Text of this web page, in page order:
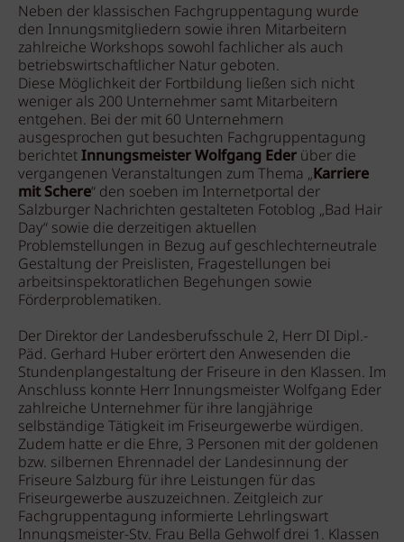
Neben der klassischen Fachgruppentagung wurde
den Innungsmitgliedern sowie ihren Mitarbeitern
zahlreiche Workshops sowohl fachlicher als auch
betriebswirtschaftlicher Natur geboten.
Diese Möglichkeit der Fortbildung ließen sich nicht
weniger als 200 Unternehmer samt Mitarbeitern
entgehen. Bei der mit 60 Unternehmern
ausgesprochen gut besuchten Fachgruppentagung
berichtetInnungsmeister Wolfgang Eder über die
vergangenen Veranstaltungen zum Thema „Karriere
mit Schere“ den soeben im Internetportal der
Salzburger Nachrichten gestalteten Fotoblog „Bad Hair
Day“ sowie die derzeitigen aktuellen
Problemstellungen in Bezug auf geschlechterneutrale
Gestaltung der Preislisten, Fragestellungen bei
arbeitsinspektoratlichen Begehungen sowie
Förderproblematiken.
Der Direktor der Landesberufsschule 2, Herr DI Dipl.-
Päd. Gerhard Huber erörtert den Anwesenden die
Stundenplangestaltung der Friseure in den Klassen. Im
Anschluss konnte Herr Innungsmeister Wolfgang Eder
zahlreiche Unternehmer für ihre langjährige
selbständige Tätigkeit im Friseurgewerbe würdigen.
Zudem hatte er die Ehre, 3 Personen mit der goldenen
bzw. silbernen Ehrennadel der Landesinnung der
Friseure Salzburg für ihre Leistungen für das
Friseurgewerbe auszuzeichnen. Zeitgleich zur
Fachgruppentagung informierte Lehrlingswart
Innungsmeister-Stv. Frau Bella Gehwolf drei 1. Klassen